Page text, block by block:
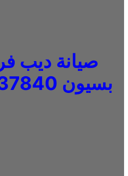
صيانة ديب
بسيون 01060037840